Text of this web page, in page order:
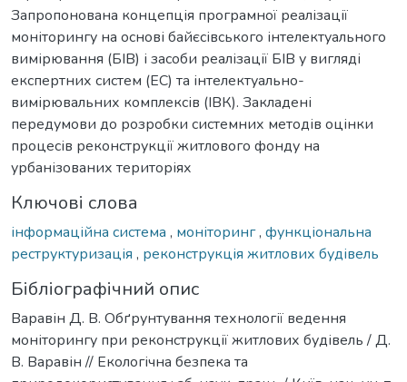
Запропонована концепція програмної реалізації
моніторингу на основі байєсівського інтелектуального
вимірювання (БІВ) і засоби реалізації БІВ у вигляді
експертних систем (ЕС) та інтелектуально-
вимірювальних комплексів (ІВК). Закладені
передумови до розробки системних методів оцінки
процесів реконструкції житлового фонду на
урбанізованих територіях
Ключові слова
інформаційна система , моніторинг, функціональна
реструктуризація , реконструкція житлових будівель
Бібліографічний опис
Варавін Д. В. Обґрунтування технології ведення
моніторингу при реконструкції житлових будівель / Д.
В. Варавін // Екологічна безпека та